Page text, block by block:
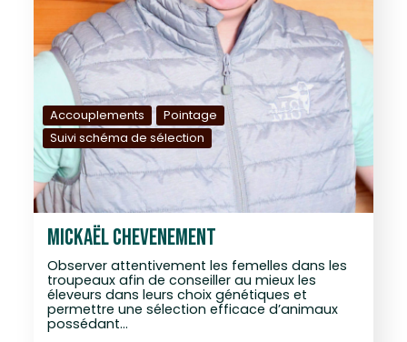
Accouplements
Pointage
Suivi schéma de sélection
MICKAËL CHEVENEMENT
Observer attentivement les femelles dans les
troupeaux afin de conseiller au mieux les
éleveurs dans leurs choix génétiques et
permettre une sélection efficace d’animaux
possédant…